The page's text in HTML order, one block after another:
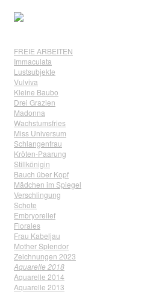
FREIE ARBEITEN
Immaculata
Lustsubjekte
Vulviva
Kleine Baubo
Drei Grazien
Madonna
Wachstumsfries
Miss Universum
Schlangenfrau
Kröten-Paarung
Stillkönigin
Bauch über Kopf
Mädchen im Spiegel
Verschlingung
Schote
Embryorelief
Florales
Frau Kabeljau
Mother Splendor
Zeichnungen 2023
Aquarelle 2018
Aquarelle 2014
Aquarelle 2013